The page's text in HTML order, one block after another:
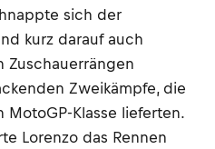
sich der
kurz darauf auch
Zuschauerrängen
Zweikämpfe, die
Klasse lieferten.
Lorenzo das Rennen